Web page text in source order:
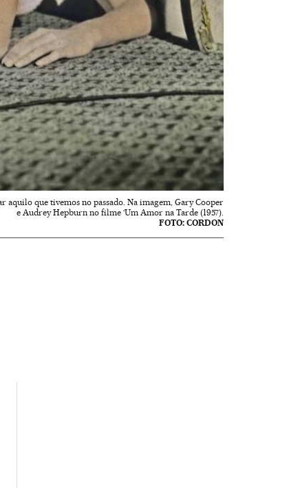
que tivemos no passado. Na imagem, Gary Cooper
e Audrey Hepburn no filme ‘Um Amor na Tarde (1957).
FOTO: CORDON